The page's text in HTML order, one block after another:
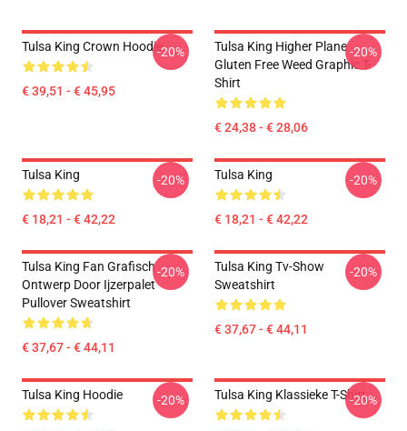
Tulsa King Crown Hoodie
€ 39,51 - € 45,95
-20%
Tulsa King Higher Plane
Gluten Free Weed Graphic T-
Shirt
€ 24,38 - € 28,06
-20%
Tulsa King
€ 18,21 - € 42,22
-20% Tulsa King
€ 18,21 - € 42,22
-20%
Tulsa King Fan Grafisch
Ontwerp Door Ijzerpalet
Pullover Sweatshirt
€ 37,67 - € 44,11
-20%
Tulsa King Tv-Show
Sweatshirt
€ 37,67 - € 44,11
-20%
Tulsa King Hoodie -20% Tulsa King Klassieke T-Shirt
-20%